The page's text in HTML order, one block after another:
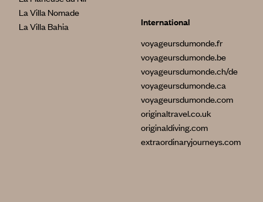
La Villa Nomade
La Villa Bahia
International
voyageursdumonde.fr
voyageursdumonde.be
voyageursdumonde.ch/de
voyageursdumonde.ca
voyageursdumonde.com
originaltravel.co.uk
originaldiving.com
extraordinaryjourneys.com